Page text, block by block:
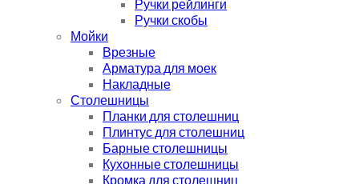
Ручки рейлинги
Ручки скобы
Мойки
Врезные
Арматура для моек
Накладные
Столешницы
Планки для столешниц
Плинтус для столешниц
Барные столешницы
Кухонные столешницы
Кромка для столешниц